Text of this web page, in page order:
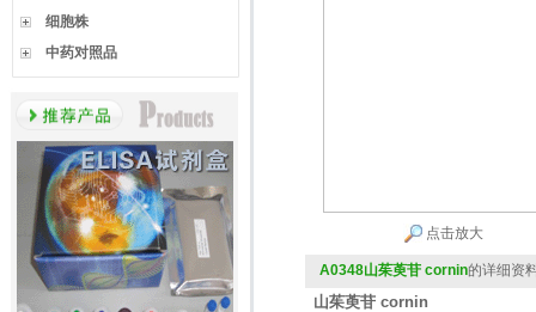
细胞株
中药对照品
点击放大
A0348山茱萸苷 cornin的详细资
山茱萸苷 cornin